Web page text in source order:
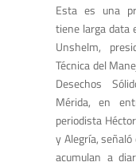
Esta es una
tiene larga data
Unshelm,
Técnica del
Desechos
Mérida, en
periodista
y Alegría,
acumulan a